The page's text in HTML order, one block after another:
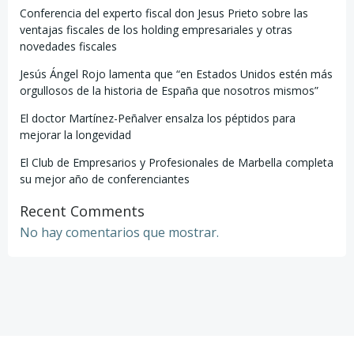
Conferencia del experto fiscal don Jesus Prieto sobre las
ventajas fiscales de los holding empresariales y otras
novedades fiscales
Jesús Ángel Rojo lamenta que “en Estados Unidos estén más
orgullosos de la historia de España que nosotros mismos”
El doctor Martínez-Peñalver ensalza los péptidos para
mejorar la longevidad
El Club de Empresarios y Profesionales de Marbella completa
su mejor año de conferenciantes
Recent Comments
No hay comentarios que mostrar.